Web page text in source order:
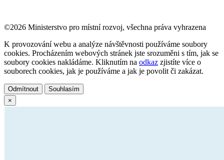
©2026 Ministerstvo pro místní rozvoj, všechna práva vyhrazena
K provozování webu a analýze návštěvnosti používáme soubory
cookies. Procházením webových stránek jste srozuměni s tím, jak se
soubory cookies nakládáme. Kliknutím na odkaz zjistíte více o
souborech cookies, jak je používáme a jak je povolit či zakázat.
Odmítnout
Souhlasím
×